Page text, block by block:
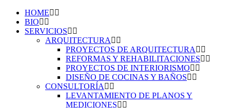
HOME
BIO
SERVICIOS
ARQUITECTURA
PROYECTOS DE ARQUITECTURA
REFORMAS Y REHABILITACIONES
PROYECTOS DE INTERIORISMO
DISEÑO DE COCINAS Y BAÑOS
CONSULTORÍA
LEVANTAMIENTO DE PLANOS Y
MEDICIONES